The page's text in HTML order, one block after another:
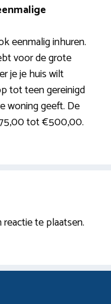
eenmalig inhuren.
voor de grote
je je huis wilt
tot teen gereinigd
woning geeft. De
tot €500,00.
te plaatsen.